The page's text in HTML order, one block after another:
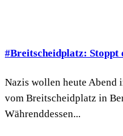
#Breitscheidplatz: Stoppt
Nazis wollen heute Abend
vom Breitscheidplatz in
Währenddessen...